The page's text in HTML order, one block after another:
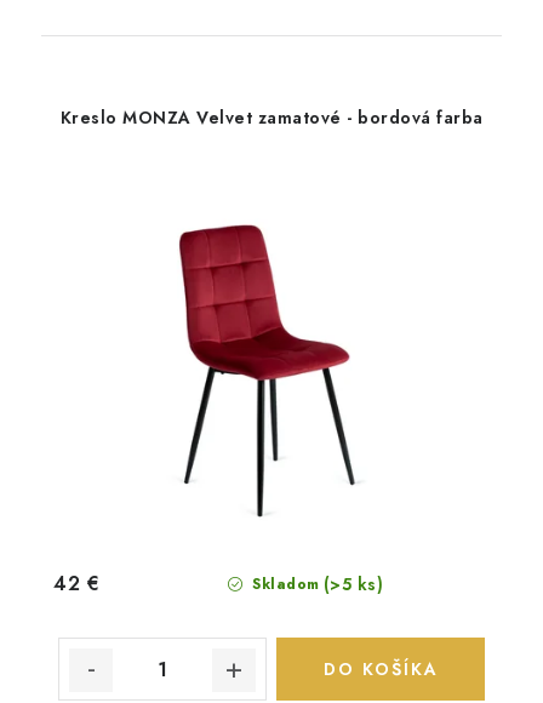
Kreslo MONZA Velvet zamatové - bordová farba
Skladom (>5 ks)
42 €
DO KOŠÍKA